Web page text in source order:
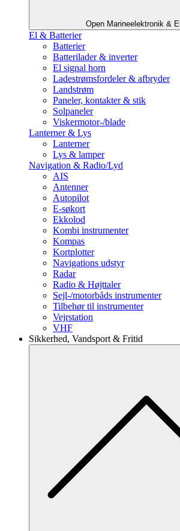
Open Marineelektronik & El
El & Batterier
Batterier
Batterilader & inverter
El signal horn
Ladestrømsfordeler & afbryder
Landstrøm
Paneler, kontakter & stik
Solpaneler
Viskermotor-/blade
Lanterner & Lys
Lanterner
Lys & lamper
Navigation & Radio/Lyd
AIS
Antenner
Autopilot
E-søkort
Ekkolod
Kombi instrumenter
Kompas
Kortplotter
Navigations udstyr
Radar
Radio & Højttaler
Sejl-/motorbåds instrumenter
Tilbehør til instrumenter
Vejrstation
VHF
Sikkerhed, Vandsport & Fritid